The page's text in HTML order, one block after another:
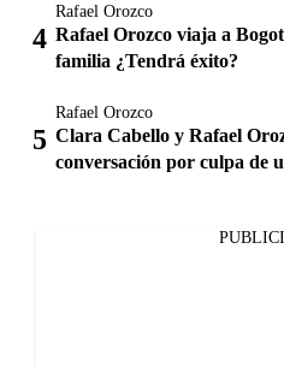
Rafael Orozco
Rafael Orozco viaja a
familia ¿Tendrá éxito?
Rafael Orozco
Clara Cabello y Rafael
conversación por culpa de